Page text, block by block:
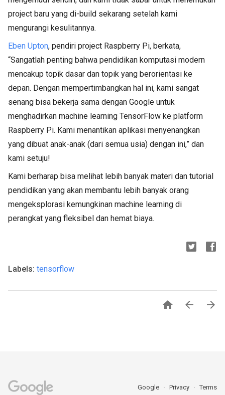
project baru yang di-build sekarang setelah kami
mengurangi kesulitannya.
Eben Upton, pendiri project Raspberry Pi, berkata,
“Sangatlah penting bahwa pendidikan komputasi modern
mencakup topik dasar dan topik yang berorientasi ke
depan. Dengan mempertimbangkan hal ini, kami sangat
senang bisa bekerja sama dengan Google untuk
menghadirkan machine learning TensorFlow ke platform
Raspberry Pi. Kami menantikan aplikasi menyenangkan
yang dibuat anak-anak (dari semua usia) dengan ini,” dan
kami setuju!
Kami berharap bisa melihat lebih banyak materi dan tutorial
pendidikan yang akan membantu lebih banyak orang
mengeksplorasi kemungkinan machine learning di
perangkat yang fleksibel dan hemat biaya.
Labels: tensorflow
  
Google Privacy Terms